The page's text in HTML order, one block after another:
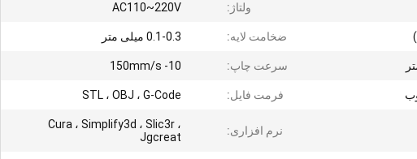
ولتاژ: AC110~220V
ضخامت لایه: 0.1-0.3 میلی متر
سرعت چاپ: 10- 150mm/s
فرمت فایل: STL ، OBJ ، G-Code
نرم افزاری:
Cura ، Simplify3d ، Slic3r ،
Jgcreat